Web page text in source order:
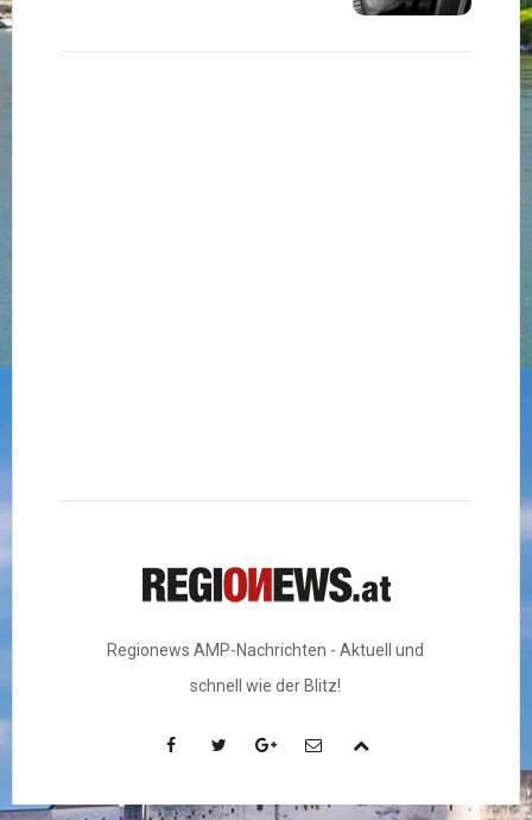
Regionews AMP-Nachrichten - Aktuell und
schnell wie der Blitz!